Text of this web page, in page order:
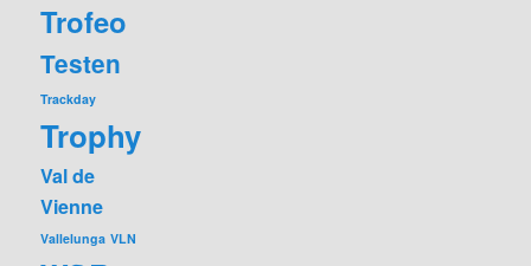
Trofeo
Testen
Trackday
Trophy
Val de
Vienne
Vallelunga VLN